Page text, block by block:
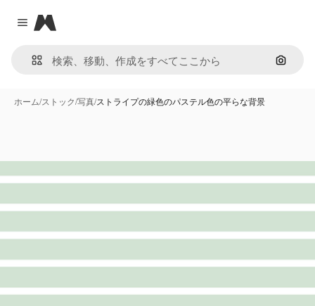
Close menu
Magnific
画像で
ホーム/ストック/写真/ストライプの緑色のパステル色の平らな背景